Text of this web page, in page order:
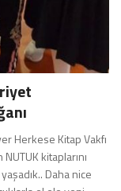
Herkese Kitap Vakfı
kitaplarını
Daha nice